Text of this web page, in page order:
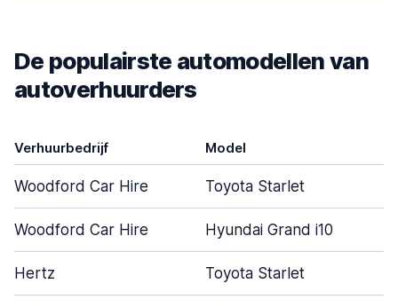
De populairste automodellen van
autoverhuurders
Verhuurbedrijf Model
Woodford Car Hire Toyota Starlet
Woodford Car Hire Hyundai Grand i10
Hertz Toyota Starlet